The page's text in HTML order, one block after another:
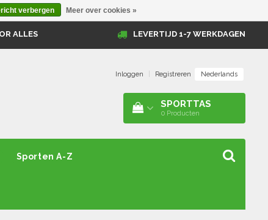
ALLES LEVERTIJD 1-7 WERKDAGEN
Inloggen Registreren Nederlands
SPORTTAS
0 Producten
Sporten A-Z
verbergen Meer over cookies »